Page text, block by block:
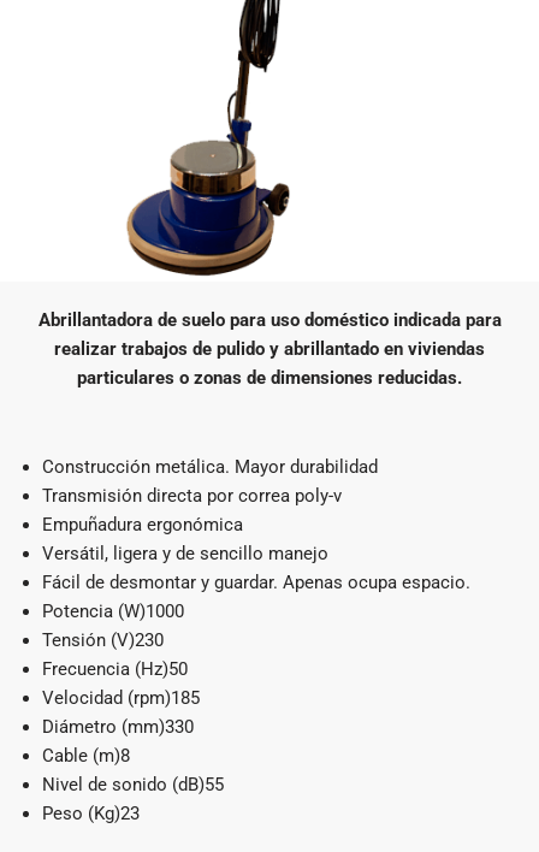
Abrillantadora de suelo para uso doméstico indicada para
realizar trabajos de pulido y abrillantado en viviendas
particulares o zonas de dimensiones reducidas.
Construcción metálica. Mayor durabilidad
Transmisión directa por correa poly-v
Empuñadura ergonómica
Versátil, ligera y de sencillo manejo
Fácil de desmontar y guardar. Apenas ocupa espacio.
Potencia (W)1000
Tensión (V)230
Frecuencia (Hz)50
Velocidad (rpm)185
Diámetro (mm)330
Cable (m)8
Nivel de sonido (dB)55
Peso (Kg)23